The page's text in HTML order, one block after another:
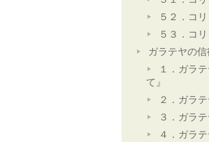
５２．コ
５３．コ
ガラテヤの
１．ガラ
て』
２．ガラ
３．ガラ
４．ガラ